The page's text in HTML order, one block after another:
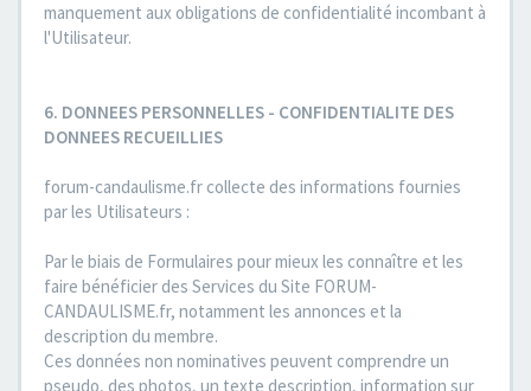
manquement aux obligations de confidentialité incombant à
l'Utilisateur.
6. DONNEES PERSONNELLES - CONFIDENTIALITE DES
DONNEES RECUEILLIES
forum-candaulisme.fr collecte des informations fournies
par les Utilisateurs :
Par le biais de Formulaires pour mieux les connaître et les
faire bénéficier des Services du Site FORUM-
CANDAULISME.fr, notamment les annonces et la
description du membre.
Ces données non nominatives peuvent comprendre un
pseudo, des photos, un texte description, information sur